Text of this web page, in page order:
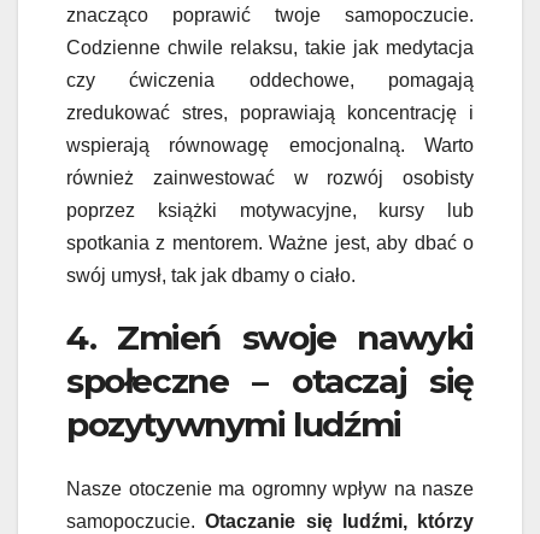
znacząco poprawić twoje samopoczucie.
Codzienne chwile relaksu, takie jak medytacja
czy ćwiczenia oddechowe, pomagają
zredukować stres, poprawiają koncentrację i
wspierają równowagę emocjonalną. Warto
również zainwestować w rozwój osobisty
poprzez książki motywacyjne, kursy lub
spotkania z mentorem. Ważne jest, aby dbać o
swój umysł, tak jak dbamy o ciało.
4. Zmień swoje nawyki
społeczne – otaczaj się
pozytywnymi ludźmi
Nasze otoczenie ma ogromny wpływ na nasze
samopoczucie.Otaczanie się ludźmi, którzy